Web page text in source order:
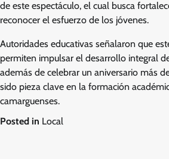
de este espectáculo, el cual busca
reconocer el esfuerzo de los jóvenes.
Autoridades educativas señalaron que
permiten impulsar el desarrollo integral
además de celebrar un aniversario más
sido pieza clave en la formación
camarguenses.
Posted in Local